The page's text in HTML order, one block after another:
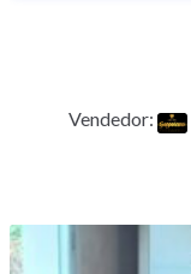
Vendedor: